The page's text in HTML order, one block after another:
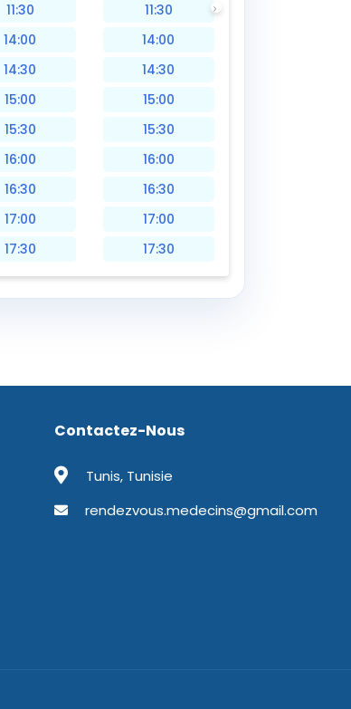
11:30
14:00
14:30
15:00
15:30
16:00
16:30
17:00
17:30
11:30
14:00
14:30
15:00
15:30
16:00
16:30
17:00
17:30
Contactez-Nous
Tunis, Tunisie
rendezvous.medecins@gmail.com